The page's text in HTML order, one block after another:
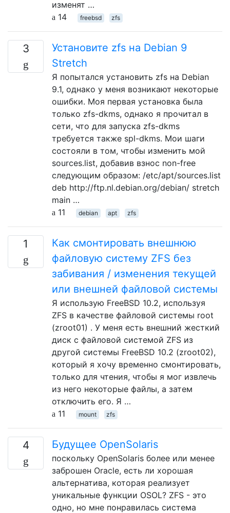
изменят …
14
freebsd zfs
3
Установите zfs на Debian 9
Stretch
Я попытался установить zfs на Debian
9.1, однако у меня возникают некоторые
ошибки. Моя первая установка была
только zfs-dkms, однако я прочитал в
сети, что для запуска zfs-dkms
требуется также spl-dkms. Мои шаги
состояли в том, чтобы изменить мой
sources.list, добавив взнос non-free
следующим образом: /etc/apt/sources.list
deb http://ftp.nl.debian.org/debian/ stretch
main …
11
debian apt zfs
1
Как смонтировать внешнюю
файловую систему ZFS без
забивания / изменения текущей
или внешней файловой системы
Я использую FreeBSD 10.2, используя
ZFS в качестве файловой системы root
(zroot01) . У меня есть внешний жесткий
диск с файловой системой ZFS из
другой системы FreeBSD 10.2 (zroot02),
который я хочу временно смонтировать,
только для чтения, чтобы я мог извлечь
из него некоторые файлы, а затем
отключить его. Я …
11
mount zfs
4 Будущее OpenSolaris
поскольку OpenSolaris более или менее
заброшен Oracle, есть ли хорошая
альтернатива, которая реализует
уникальные функции OSOL? ZFS - это
одно, но мне понравилась система